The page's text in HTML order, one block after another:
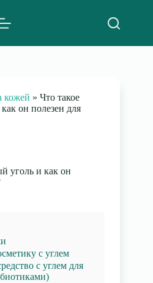
кожей » Что такое
он полезен для
уголь и как он
с углем
с углем для